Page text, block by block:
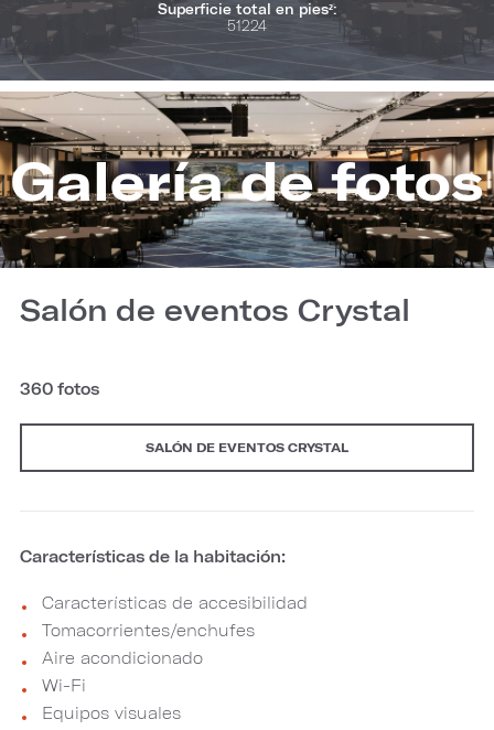
Superficie total en pies²:
51224
Galería de fotos
Salón de eventos Crystal
360 fotos
SALÓN DE EVENTOS CRYSTAL
Características de la habitación:
Características de accesibilidad
Tomacorrientes/enchufes
Aire acondicionado
Wi-Fi
Equipos visuales